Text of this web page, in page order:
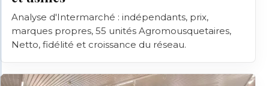
Analyse d'Intermarché : indépendants, prix,
marques propres, 55 unités Agromousquetaires,
Netto, fidélité et croissance du réseau.